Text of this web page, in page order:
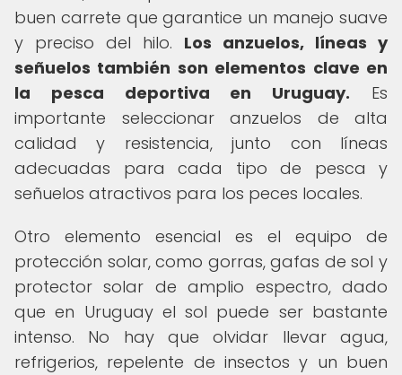
buen carrete que garantice un manejo suave
y preciso del hilo. Los anzuelos, líneas y
señuelos también son elementos clave en
la pesca deportiva en Uruguay. Es
importante seleccionar anzuelos de alta
calidad y resistencia, junto con líneas
adecuadas para cada tipo de pesca y
señuelos atractivos para los peces locales.
Otro elemento esencial es el equipo de
protección solar, como gorras, gafas de sol y
protector solar de amplio espectro, dado
que en Uruguay el sol puede ser bastante
intenso. No hay que olvidar llevar agua,
refrigerios, repelente de insectos y un buen